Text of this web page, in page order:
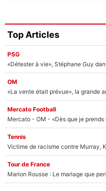
Top Articles
PSG
«Détester à vie», Stéphane Guy
OM
«La vente était prévue», la grande
Mercato Football
Tennis
Tour de France
Marion Rousse : Le mariage que